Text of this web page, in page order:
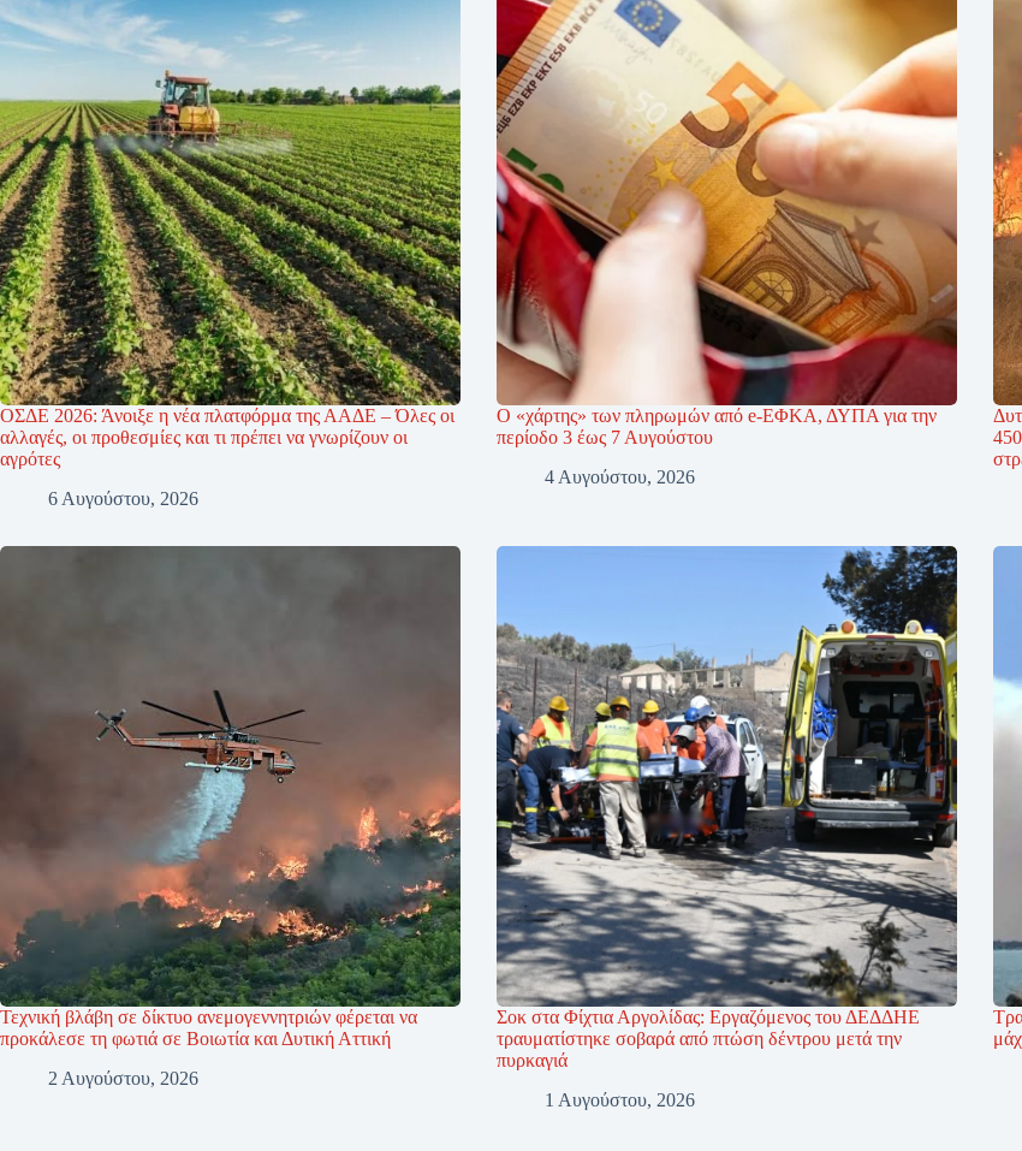
ΟΣΔΕ 2026: Άνοιξε η νέα πλατφόρμα της ΑΑΔΕ – Όλες οι
αλλαγές, οι προθεσμίες και τι πρέπει να γνωρίζουν οι
αγρότες
6 Αυγούστου, 2026
Ο «χάρτης» των πληρωμών από e-ΕΦΚΑ, ΔΥΠΑ για την
περίοδο 3 έως 7 Αυγούστου
4 Αυγούστου, 2026
Τεχνική βλάβη σε δίκτυο ανεμογεννητριών φέρεται να
προκάλεσε τη φωτιά σε Βοιωτία και Δυτική Αττική
2 Αυγούστου, 2026
Σοκ στα Φίχτια Αργολίδας: Εργαζόμενος του ΔΕΔΔΗΕ
τραυματίστηκε σοβαρά από πτώση δέντρου μετά την
πυρκαγιά
1 Αυγούστου, 2026